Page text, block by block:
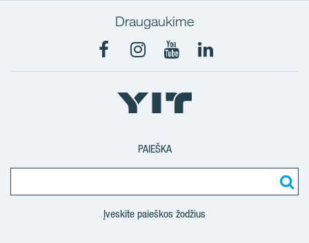
Draugaukime
PAIEŠKA
Įveskite paieškos žodžius